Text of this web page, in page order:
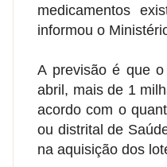
medicamentos
informou o
A previsão é que
abril, mais de 1
acordo com o
ou distrital de
na aquisição dos